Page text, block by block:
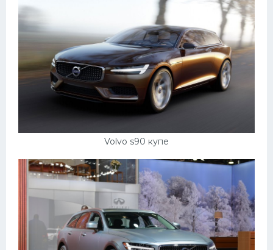
Volvo s90 купе